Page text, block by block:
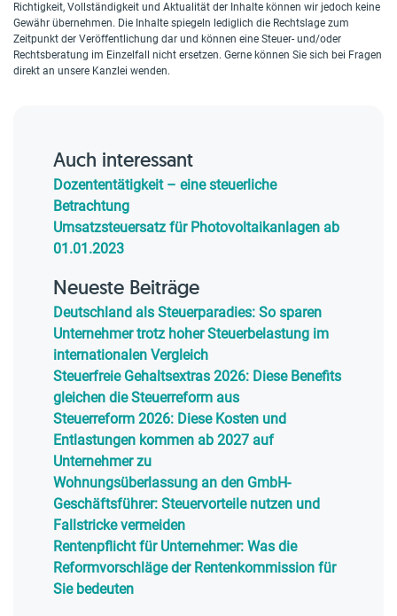
Richtigkeit, Vollständigkeit und Aktualität der Inhalte können wir jedoch keine
Gewähr übernehmen. Die Inhalte spiegeln lediglich die Rechtslage zum
Zeitpunkt der Veröffentlichung dar und können eine Steuer- und/oder
Rechtsberatung im Einzelfall nicht ersetzen. Gerne können Sie sich bei Fragen
direkt an unsere Kanzlei wenden.
Auch interessant
Dozententätigkeit – eine steuerliche
Betrachtung
Umsatzsteuersatz für Photovoltaikanlagen ab
01.01.2023
Neueste Beiträge
Deutschland als Steuerparadies: So sparen
Unternehmer trotz hoher Steuerbelastung im
internationalen Vergleich
Steuerfreie Gehaltsextras 2026: Diese Benefits
gleichen die Steuerreform aus
Steuerreform 2026: Diese Kosten und
Entlastungen kommen ab 2027 auf
Unternehmer zu
Wohnungsüberlassung an den GmbH-
Geschäftsführer: Steuervorteile nutzen und
Fallstricke vermeiden
Rentenpflicht für Unternehmer: Was die
Reformvorschläge der Rentenkommission für
Sie bedeuten